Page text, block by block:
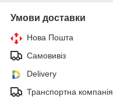
Умови доставки
Нова Пошта
Самовивіз
Delivery
Транспортна компанія